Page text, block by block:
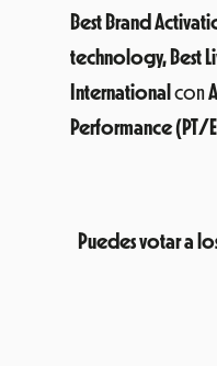
Best Brand
technology, Best
International con
Performance(PT/
Puedes votar a